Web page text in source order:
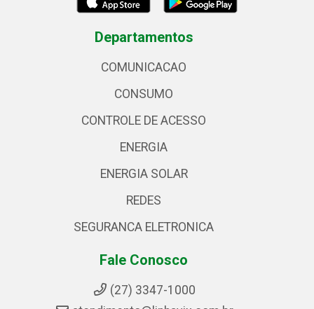
Departamentos
COMUNICACAO
CONSUMO
CONTROLE DE ACESSO
ENERGIA
ENERGIA SOLAR
REDES
SEGURANCA ELETRONICA
Fale Conosco
(27) 3347-1000